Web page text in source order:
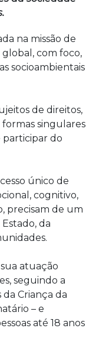
na missão de
global, com foco,
socioambientais
de direitos,
singulares
participar do
único de
cognitivo,
precisam de um
da
atuação
seguindo a
Criança da
– e
até 18 anos